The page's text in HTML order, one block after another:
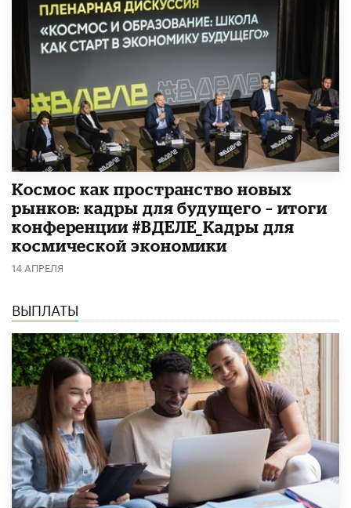
Космос как пространство новых
рынков: кадры для будущего – итоги
конференции #ВДЕЛЕ_Кадры для
космической экономики
14 АПРЕЛЯ
ВЫПЛАТЫ